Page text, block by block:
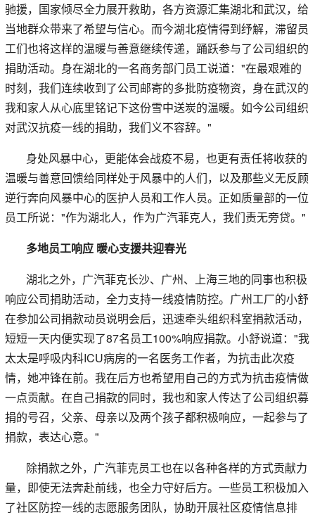
驰援，国家倾尽全力展开救助，各方资源汇集湖北和武汉，给
当地群众带来了希望与信心。而今湖北疫情得到纾解，滞留员
工们也将这样的温暖与善意继续传递，踊跃参与了公司组织的
捐助活动。身在湖北的一名商务部门员工说道："在最艰难的
时刻，我们连续收到了公司邮寄的多批防疫物资，身在武汉的
我和家人从心底里铭记下这份雪中送炭的温暖。如今公司组织
对武汉抗疫一线的捐助，我们义不容辞。"
身处风暴中心，更能体会战疫不易，也更有责任将收获的
温暖与善意回馈给同样处于风暴中的人们，以及那些义无反顾
逆行奔向风暴中心的医护人员和工作人员。正如质量部的一位
员工所说："作为湖北人，作为广汽菲克人，我们责无旁贷。"
多地员工响应 暖心支援共迎春光
湖北之外，广汽菲克长沙、广州、上海三地的同事也积极
响应公司捐助活动，全力支持一线疫情防控。广州工厂的小舒
在参加公司捐款动员说明会后，迅速牵头组织科室捐款活动，
短短一天内便实现了87名员工100%响应捐款。小舒说道："我
太太是呼吸内科ICU病房的一名医务工作者，为抗击此次疫
情，她冲锋在前。我在后方也希望用自己的方式为抗击疫情做
一点贡献。在自己捐款的同时，我也和家人传达了公司组织募
捐的号召，父亲、母亲以及两个孩子都积极响应，一起参与了
捐款，表达心意。"
除捐款之外，广汽菲克员工也在以各种各样的方式贡献力
量，即使无法奔赴前线，也全力守好后方。一些员工积极加入
了社区防控一线的志愿服务团队，协助开展社区疫情信息排